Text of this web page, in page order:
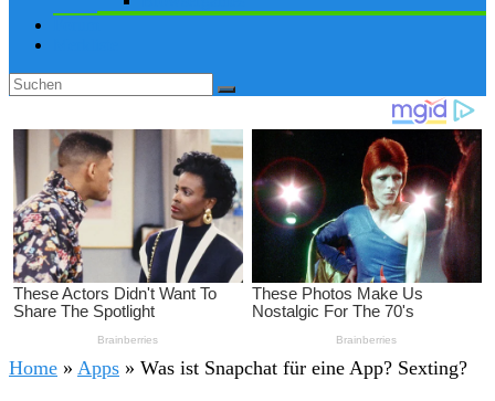
Home » Apps » Was ist Snapchat für eine App? Sexting?